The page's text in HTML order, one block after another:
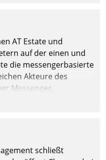
AT Estate und
auf der einen und
die messengerbasierte
Akteure des
Messenger,
empfangen oder
schließt